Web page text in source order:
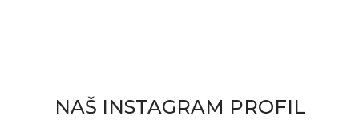
NAŠ INSTAGRAM PROFIL